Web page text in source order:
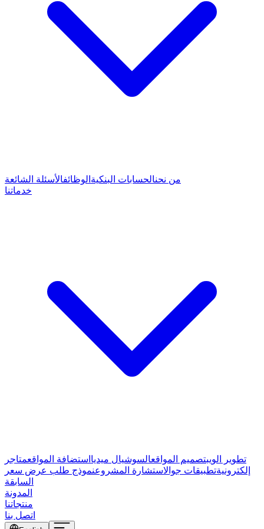
من نحنالحسابات البنكية الوظائفالأسئلة الشائعة
خدماتنا
تطوير الويبتصميم المواقعالسوشيال ميديا استضافة المواقعمتاجر
إلكترونيةتطبيقات جوالاستشارة المشروعنموذج طلب عرض سعر
السابقة
المدونة
منتجاتنا
اتصل بنا